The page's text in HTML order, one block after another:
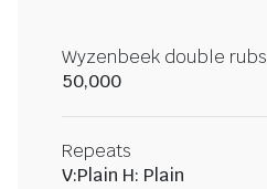
Wyzenbeek double rubs
50,000
Repeats
V:Plain H: Plain